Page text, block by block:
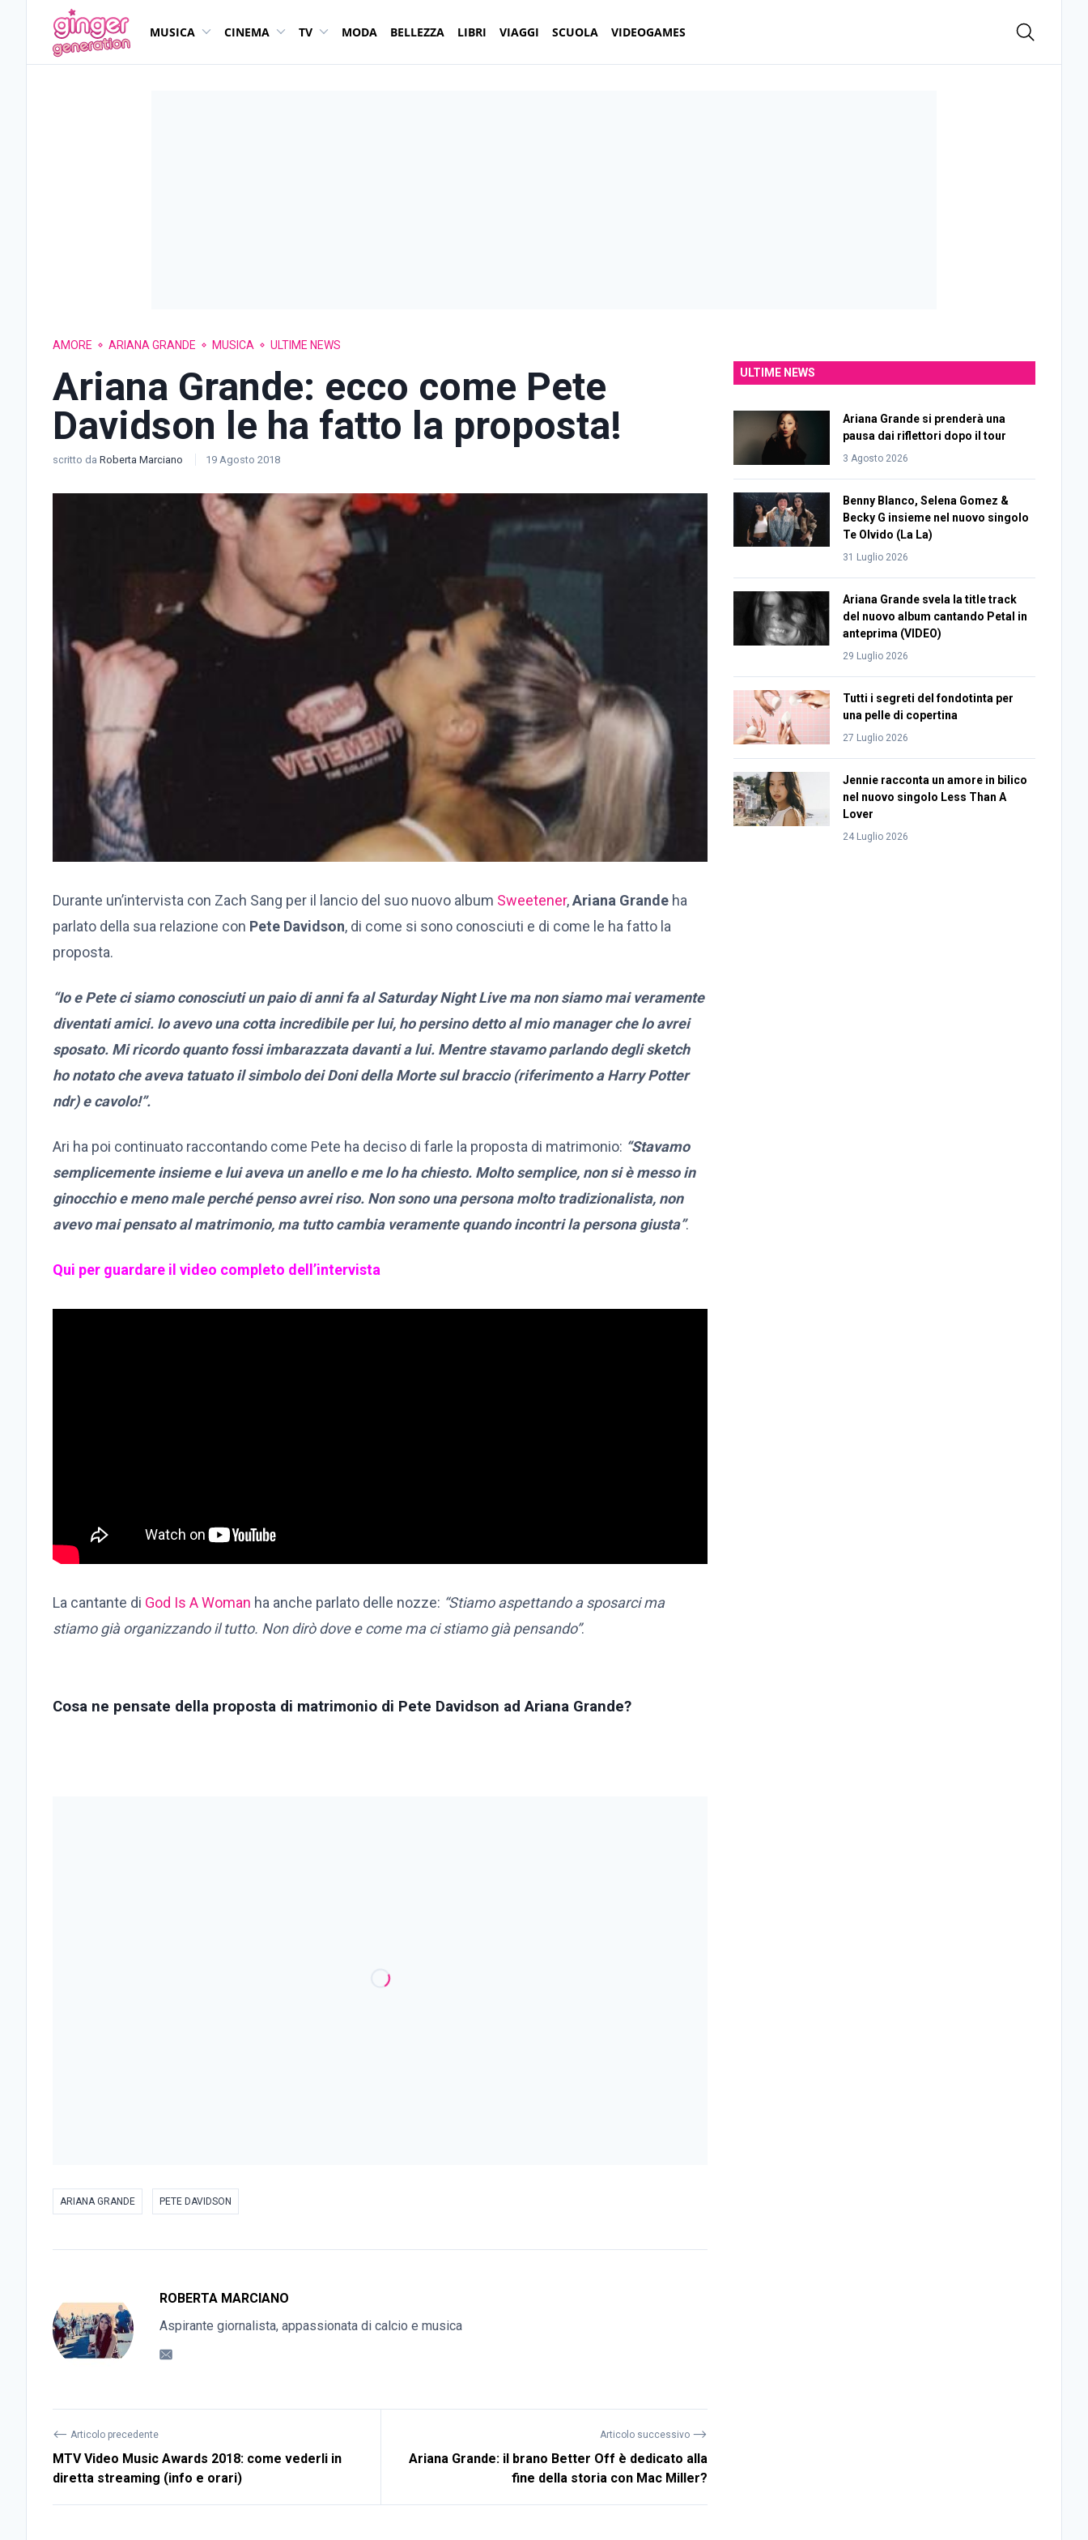
MUSICA CINEMA TV MODA BELLEZZA LIBRI VIAGGI SCUOLA VIDEOGAMES
AMORE ARIANA GRANDE MUSICA ULTIME NEWS
Ariana Grande: ecco come Pete
Davidson le ha fatto la proposta!
scritto da Roberta Marciano 19 Agosto 2018
Durante un’intervista con Zach Sang per il lancio del suo nuovo album Sweetener,Ariana Grande ha
parlato della sua relazione con Pete Davidson, di come si sono conosciuti e di come le ha fatto la
proposta.
“Io e Pete ci siamo conosciuti un paio di anni fa al Saturday Night Live ma non siamo mai veramente
diventati amici. Io avevo una cotta incredibile per lui, ho persino detto al mio manager che lo avrei
sposato. Mi ricordo quanto fossi imbarazzata davanti a lui. Mentre stavamo parlando degli sketch
ho notato che aveva tatuato il simbolo dei Doni della Morte sul braccio (riferimento a Harry Potter
ndr) e cavolo!”.
Ari ha poi continuato raccontando come Pete ha deciso di farle la proposta di matrimonio: “Stavamo
semplicemente insieme e lui aveva un anello e me lo ha chiesto. Molto semplice, non si è messo in
ginocchio e meno male perché penso avrei riso. Non sono una persona molto tradizionalista, non
avevo mai pensato al matrimonio, ma tutto cambia veramente quando incontri la persona giusta”.
Qui per guardare il video completo dell’intervista
La cantante di God Is A Woman ha anche parlato delle nozze: “Stiamo aspettando a sposarci ma
stiamo già organizzando il tutto. Non dirò dove e come ma ci stiamo già pensando”.
Cosa ne pensate della proposta di matrimonio di Pete Davidson ad Ariana Grande?
ARIANA GRANDE PETE DAVIDSON
ROBERTA MARCIANO
Aspirante giornalista, appassionata di calcio e musica
⟵ Articolo precedente
MTV Video Music Awards 2018: come vederli in
diretta streaming (info e orari)
Articolo successivo ⟶
Ariana Grande: il brano Better Off è dedicato alla
fine della storia con Mac Miller?
ULTIME NEWS
Ariana Grande si prenderà una
pausa dai riflettori dopo il tour
3 Agosto 2026
Benny Blanco, Selena Gomez &
Becky G insieme nel nuovo singolo
Te Olvido (La La)
31 Luglio 2026
Ariana Grande svela la title track
del nuovo album cantando Petal in
anteprima (VIDEO)
29 Luglio 2026
Tutti i segreti del fondotinta per
una pelle di copertina
27 Luglio 2026
Jennie racconta un amore in bilico
nel nuovo singolo Less Than A
Lover
24 Luglio 2026